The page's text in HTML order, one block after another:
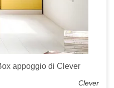
appoggio di Clever
Clever